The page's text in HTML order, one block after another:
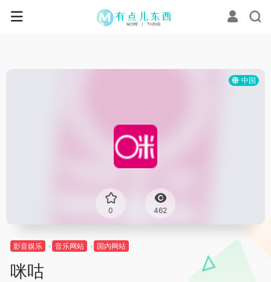
中国
0 462
影音娱乐 音乐网站 国内网站
咪咕